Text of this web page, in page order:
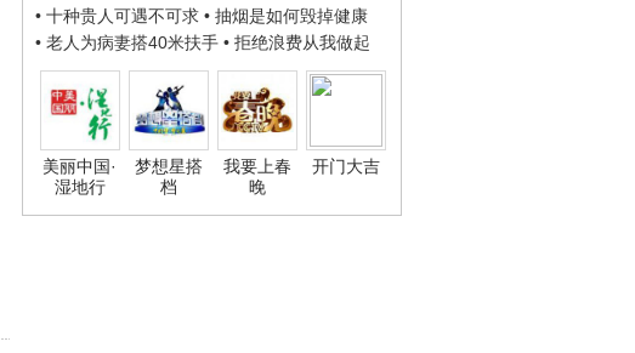
• 十种贵人可遇不可求 • 抽烟是如何毁掉健康
• 老人为病妻搭40米扶手 • 拒绝浪费从我做起
美丽中国·
湿地行
梦想星搭
档
我要上春
晚
开门大吉